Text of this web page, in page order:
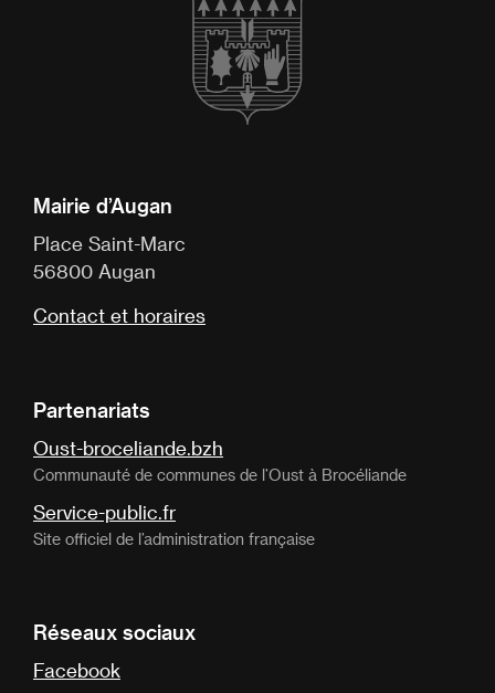
Mairie d’Augan
Place Saint-Marc
56800 Augan
Contact et horaires
Partenariats
Oust-broceliande.bzh
Communauté de communes de l’Oust à Brocéliande
Service-public.fr
Site officiel de l’administration française
Réseaux sociaux
Facebook